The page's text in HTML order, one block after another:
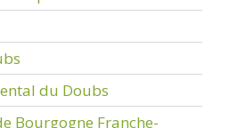
du Doubs
Bourgogne Franche-